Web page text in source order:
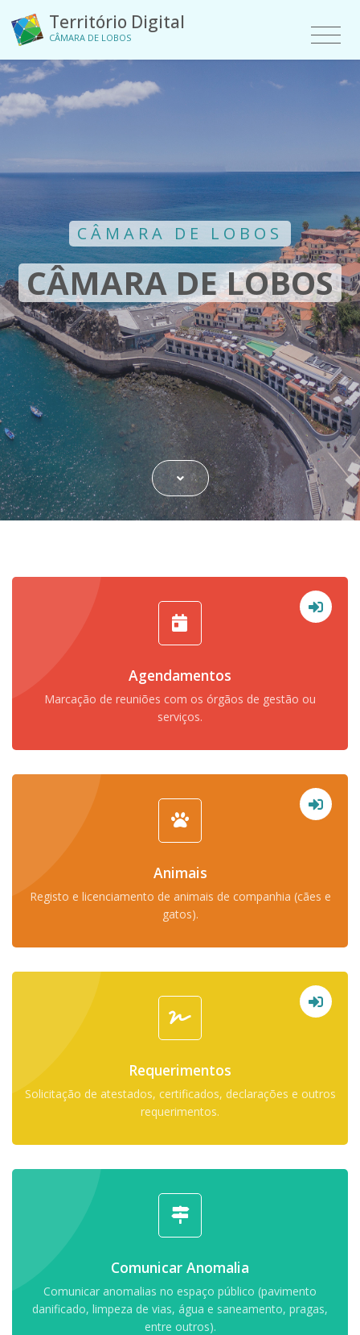
Território Digital
CÂMARA DE LOBOS
CÂMARA DE LOBOS
CÂMARA DE LOBOS
Agendamentos
Marcação de reuniões com os órgãos de gestão ou
serviços.
Animais
Registo e licenciamento de animais de companhia (cães e
gatos).
Requerimentos
Solicitação de atestados, certificados, declarações e outros
requerimentos.
Comunicar Anomalia
Comunicar anomalias no espaço público (pavimento
danificado, limpeza de vias, água e saneamento, pragas,
entre outros).